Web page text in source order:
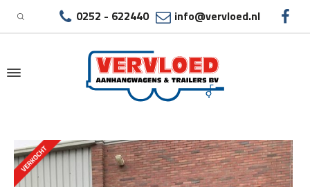
0252 - 622440 info@vervloed.nl